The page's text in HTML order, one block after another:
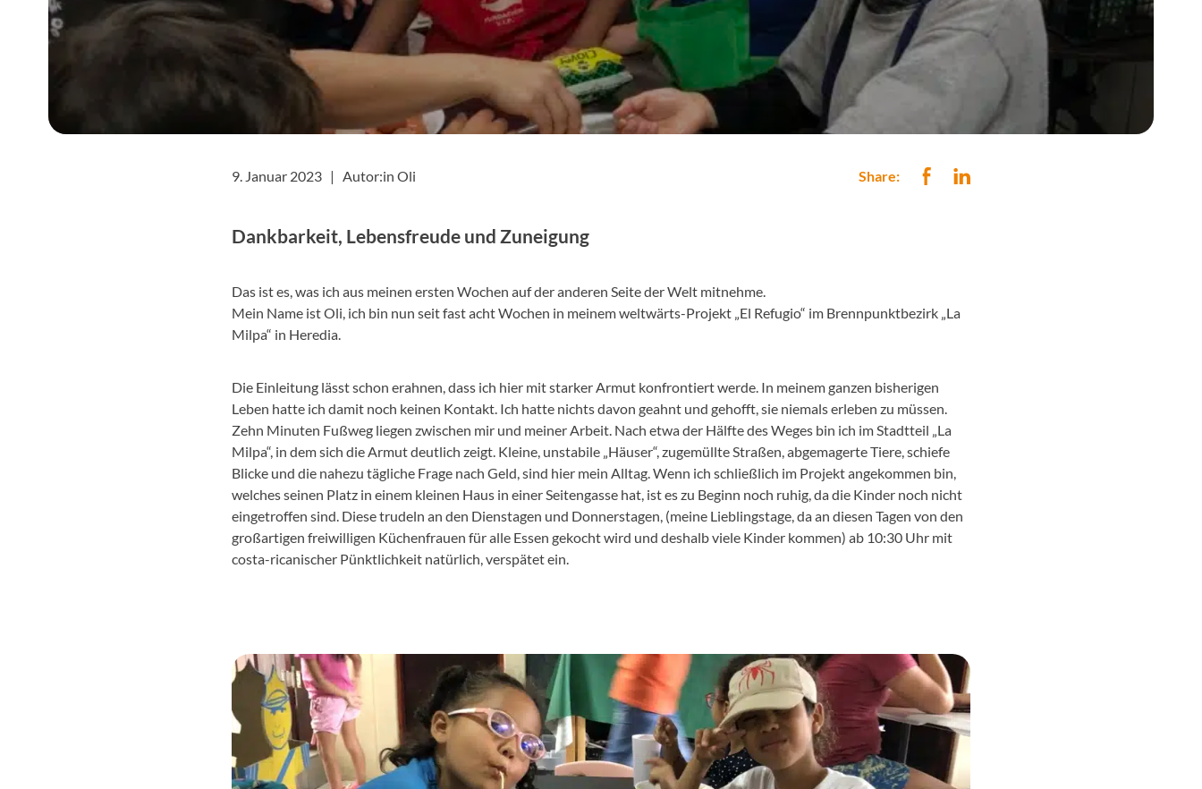
9. Januar 2023 | Autor:in Oli Share:
Dankbarkeit, Lebensfreude und Zuneigung
Das ist es, was ich aus meinen ersten Wochen auf der anderen Seite der Welt mitnehme.
Mein Name ist Oli, ich bin nun seit fast acht Wochen in meinem weltwärts-Projekt „El Refugio“ im Brennpunktbezirk „La
Milpa“ in Heredia.
Die Einleitung lässt schon erahnen, dass ich hier mit starker Armut konfrontiert werde. In meinem ganzen bisherigen
Leben hatte ich damit noch keinen Kontakt. Ich hatte nichts davon geahnt und gehofft, sie niemals erleben zu müssen.
Zehn Minuten Fußweg liegen zwischen mir und meiner Arbeit. Nach etwa der Hälfte des Weges bin ich im Stadtteil „La
Milpa“, in dem sich die Armut deutlich zeigt. Kleine, unstabile „Häuser“, zugemüllte Straßen, abgemagerte Tiere, schiefe
Blicke und die nahezu tägliche Frage nach Geld, sind hier mein Alltag. Wenn ich schließlich im Projekt angekommen bin,
welches seinen Platz in einem kleinen Haus in einer Seitengasse hat, ist es zu Beginn noch ruhig, da die Kinder noch nicht
eingetroffen sind. Diese trudeln an den Dienstagen und Donnerstagen, (meine Lieblingstage, da an diesen Tagen von den
großartigen freiwilligen Küchenfrauen für alle Essen gekocht wird und deshalb viele Kinder kommen) ab 10:30 Uhr mit
costa-ricanischer Pünktlichkeit natürlich, verspätet ein.